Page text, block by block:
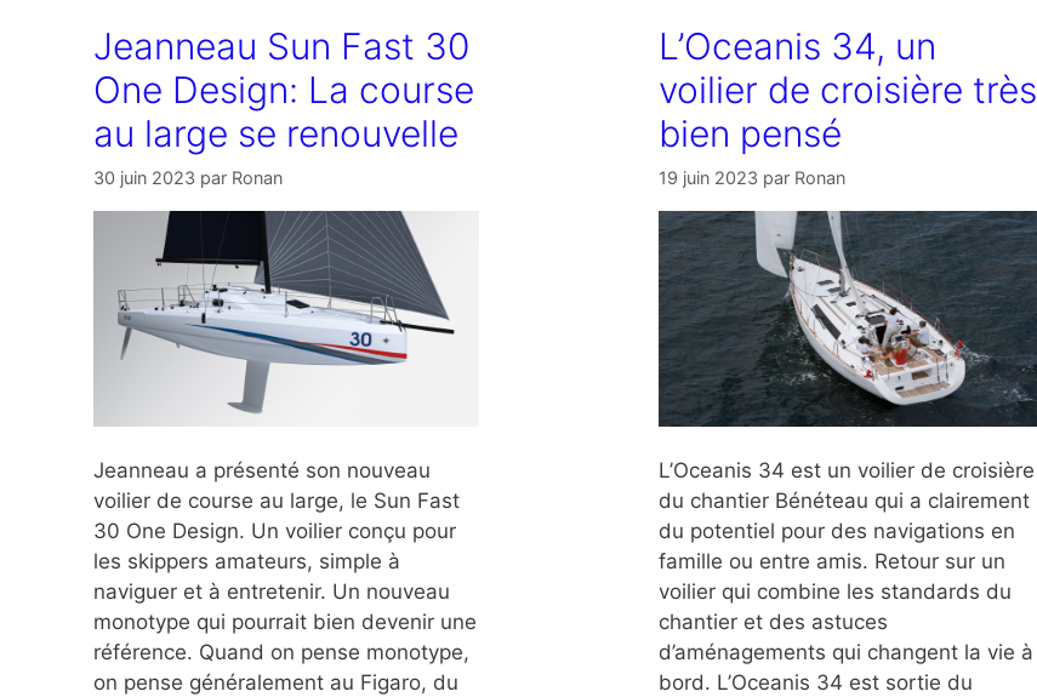
Jeanneau Sun Fast 30
One Design: La course
au large se renouvelle
30 juin 2023 par Ronan
Jeanneau a présenté son nouveau
voilier de course au large, le Sun Fast
30 One Design. Un voilier conçu pour
les skippers amateurs, simple à
naviguer et à entretenir. Un nouveau
monotype qui pourrait bien devenir une
référence. Quand on pense monotype,
on pense généralement au Figaro, du
L’Oceanis 34, un
voilier de croisière très
bien pensé
19 juin 2023 par Ronan
L’Oceanis 34 est un voilier de croisière
du chantier Bénéteau qui a clairement
du potentiel pour des navigations en
famille ou entre amis. Retour sur un
voilier qui combine les standards du
chantier et des astuces
d’aménagements qui changent la vie à
bord. L’Oceanis 34 est sortie du